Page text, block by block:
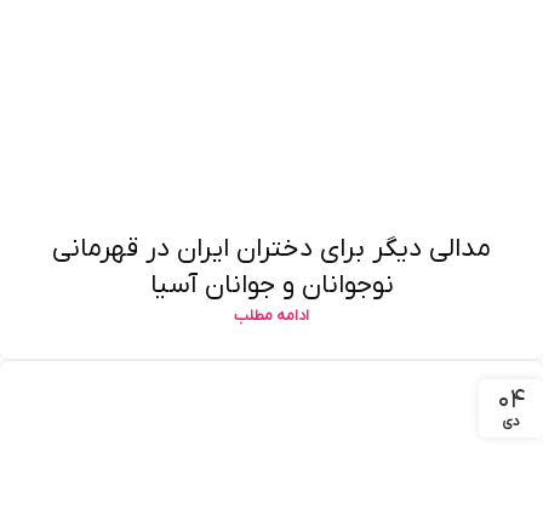
مدالی دیگر برای دختران ایران در قهرمانی
نوجوانان و جوانان آسیا
ادامه مطلب
۰۴
دی